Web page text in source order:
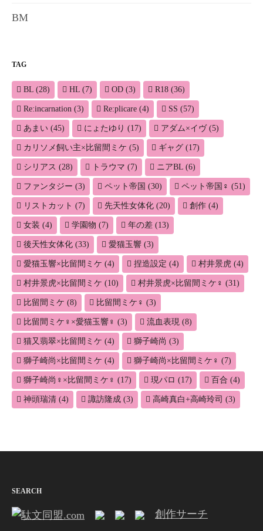
BM
TAG
BL (28) HL (7) OD (3) R18 (36)
Re:incarnation (3) Re:plicare (4) SS (57)
あまい (45) にょたゆり (17) アダム×イヴ(5)
カリソメ飼い主×比留間ミケ (5) ギャグ (17)
シリアス (28) トラウマ (7) ニアBL (6)
ファンタジー (3) ペット帝国 (30) ペット帝国♀ (51)
リストカット (7) 先天性女体化 (20) 創作 (4)
女装 (4) 学園物 (7) 年の差 (13)
後天性女体化 (33) 愛猫玉響 (3)
愛猫玉響×比留間ミケ (4) 捏造設定 (4) 村井景虎 (4)
村井景虎×比留間ミケ (10) 村井景虎×比留間ミケ♀ (31)
比留間ミケ (8) 比留間ミケ♀ (3)
比留間ミケ♀×愛猫玉響♀ (3) 流血表現 (8)
猫又翡翠×比留間ミケ (4) 獅子崎尚 (3)
獅子崎尚×比留間ミケ (4) 獅子崎尚×比留間ミケ♀ (7)
獅子崎尚♀×比留間ミケ♀ (17) 現パロ (17) 百合 (4)
神頭瑞清 (4) 諏訪隆成 (3) 高崎真白+高崎玲司 (3)
SEARCH
創作サーチ